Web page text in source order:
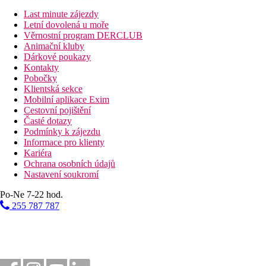
800 m
Vzdálenost k pláži
50 km
Vzdálenost od nejbližšího letiště
13 km
Nákupy
200 m
Restaurace
200 m
Bary/hospůdky
Golfové hřiště
Last minute zájezdy
Letní dovolená u moře
Věrnostní program DERCLUB
Animační kluby
Dárkové poukazy
Kontakty
Pobočky
Klientská sekce
Mobilní aplikace Exim
Cestovní pojištění
Časté dotazy
Podmínky k zájezdu
Informace pro klienty
Kariéra
Ochrana osobních údajů
Nastavení soukromí
Po-Ne 7-22 hod.
255 787 787